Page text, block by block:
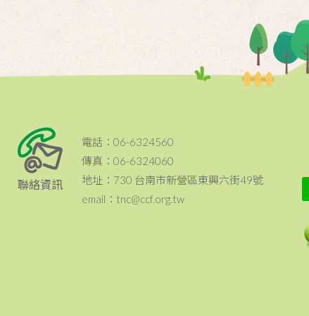
聯絡資訊
電話：06-6324560
傳真：06-6324060
地址：730 台南市新營區東興六街49號
email：tnc@ccf.org.tw